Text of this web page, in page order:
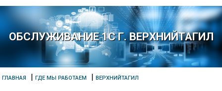
ОБСЛУЖИВАНИЕ 1С Г. ВЕРХНИЙТАГИЛ
ГЛАВНАЯ |ГДЕ МЫ РАБОТАЕМ |ВЕРХНИЙТАГИЛ